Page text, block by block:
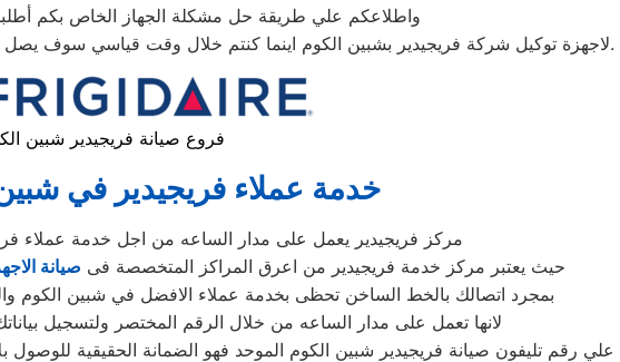
واطلاعكم علي طريقة حل مشكلة الجهاز الخاص بكم
لاجهزة توكيل شركة فريجيدير بشبين الكوم اينما كنتم خلال وقت قياسي سوف يصل اليكم مهندسنا لمعاينة العطل وصيانة الجهاز.
فروع صيانة فريجيدير شبين
خدمة عملاء فريجيدير في
مركز فريجيدير يعمل على مدار الساعه من اجل خدمة عملاء
حيث يعتبر مركز خدمة فريجيدير من اعرق المراكز المتخصصة فى صيانة
بمجرد اتصالك بالخط الساخن تحظى بخدمة عملاء الافضل في شبين الكوم
لانها تعمل على مدار الساعه من خلال الرقم المختصر ولتسجيل
علي رقم تليفون صيانة فريجيدير شبين الكوم الموحد فهو الضمانة الحقيقية